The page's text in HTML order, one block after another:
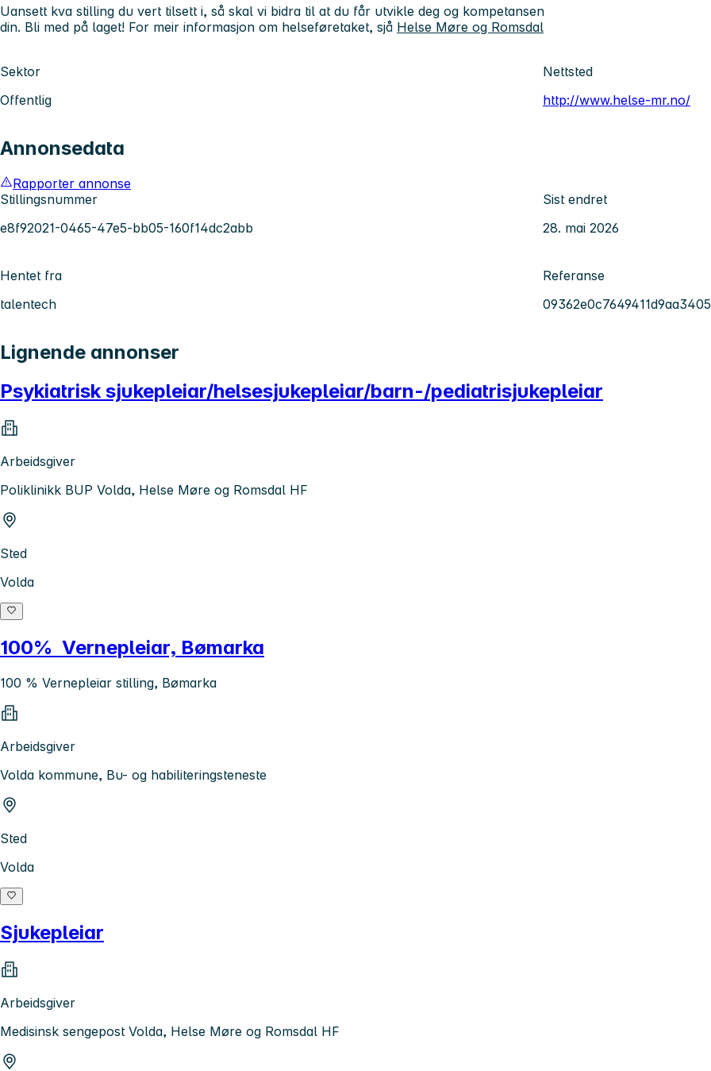
Uansett kva stilling du vert tilsett i, så skal vi bidra til at du får utvikle deg og kompetansen
din. Bli med på laget! For meir informasjon om helseføretaket, sjå Helse Møre og Romsdal
Sektor
Offentlig
Nettsted
http://www.helse-mr.no/
Annonsedata
Rapporter annonse
Stillingsnummer
e8f92021-0465-47e5-bb05-160f14dc2abb
Sist endret
28. mai 2026
Hentet fra
talentech
Referanse
Lignende annonser
Psykiatrisk sjukepleiar/helsesjukepleiar/barn-/pediatrisjukepleiar
Arbeidsgiver
Poliklinikk BUP Volda, Helse Møre og Romsdal HF
Sted
Volda
100% Vernepleiar, Bømarka
100 % Vernepleiar stilling, Bømarka
Arbeidsgiver
Volda kommune, Bu- og habiliteringsteneste
Sted
Volda
Sjukepleiar
Arbeidsgiver
Medisinsk sengepost Volda, Helse Møre og Romsdal HF